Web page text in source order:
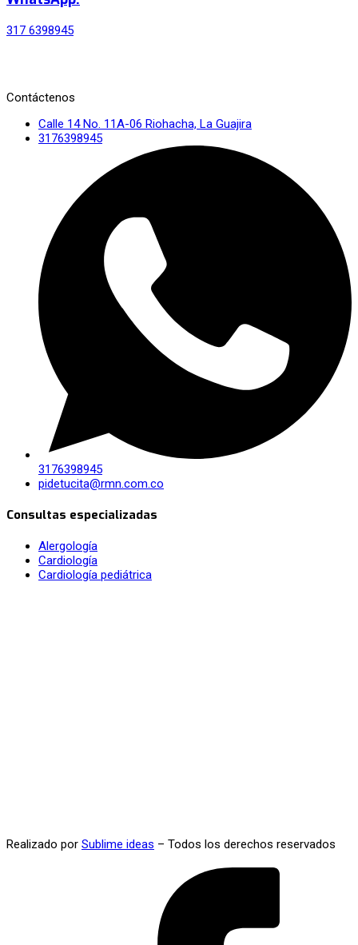
317 6398945
Contáctenos
Calle 14 No. 11A-06 Riohacha, La Guajira
3176398945
3176398945
pidetucita@rmn.com.co
Consultas especializadas
Alergología
Cardiología
Cardiología pediátrica
Realizado por Sublime ideas – Todos los derechos reservados